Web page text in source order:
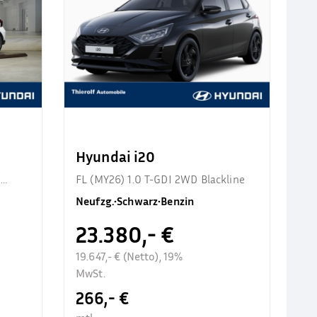
Hyundai i20
FL (MY26) 1.0 T-GDI 2WD Blackline
Neufzg.•Schwarz•Benzin
23.380,- €
19.647,- € (Netto), 19%
MwSt.
266,- €